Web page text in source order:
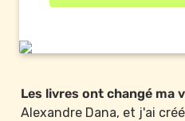
Les livres ont changé ma
Alexandre Dana, et j'ai